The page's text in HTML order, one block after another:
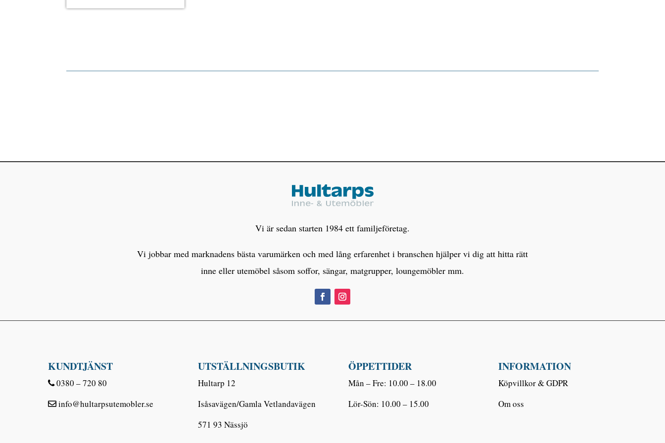
Vi är sedan starten 1984 ett familjeföretag.
Vi jobbar med marknadens bästa varumärken och med lång erfarenhet i branschen hjälper vi dig att hitta rätt
inne eller utemöbel såsom soffor, sängar, matgrupper, loungemöbler mm.
KUNDTJÄNST
0380 – 720 80
info@hultarpsutemobler.se
UTSTÄLLNINGSBUTIK
Hultarp 12
Isåsavägen/Gamla Vetlandavägen
571 93 Nässjö
ÖPPETTIDER
Mån – Fre: 10.00 – 18.00
Lör-Sön: 10.00 – 15.00
INFORMATION
Köpvillkor & GDPR
Om oss